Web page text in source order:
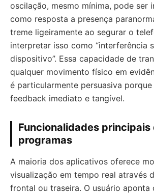
oscilação, mesmo mínima, pode ser
como resposta a presença
treme ligeiramente ao segurar o
interpretar isso como “interferência
dispositivo”. Essa capacidade de
qualquer movimento físico em
é particularmente persuasiva
feedback imediato e tangível.
Funcionalidades principais
programas
A maioria dos aplicativos oferece
visualização em tempo real através
frontal ou traseira. O usuário aponta